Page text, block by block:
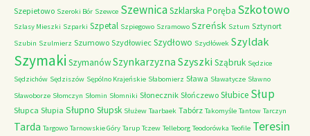
Szepietowo Szeroki Bór Szewce SzewnicaSzklarska Poręba Szkotowo
Szlasy Mieszki Szparki Szpetal Szpiegowo Szramowo Szreńsk Sztum Sztynort
Szubin Szulmierz Szumowo Szydłowiec Szydłowo Szydłówek Szyldak
Szymaki SzymanówSzynkarzyzna Szyszki Sząbruk Sędzice
Sędzichów Sędziszów Sępólno Krajeńskie Słabomierz Sława Sławatycze Sławno
Sławoborze Słomczyn Słomin Słomniki Słonecznik Słończewo Słubice Słup
Słupca Słupia Słupno Słupsk Służew Taarbaek Tabórz Takomyśle Tantow Tarczyn
Tarda Targowo Tarnowskie Góry Tarup Tczew Telleborg Teodorówka Teofile Teresin